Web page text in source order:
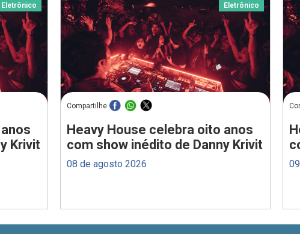
Eletrônico
Krivit
Eletrônico
Compartilhe
Heavy House celebra oito anos
com show inédito de Danny Krivit
08 de agosto 2026